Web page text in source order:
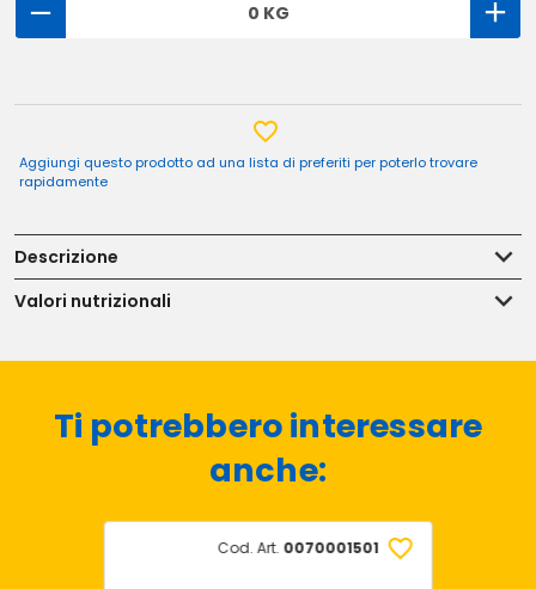
0 KG
Aggiungi questo prodotto ad una lista di preferiti per poterlo trovare
rapidamente
Descrizione
Valori nutrizionali
Ti potrebbero interessare
anche:
Cod. Art. 0070001501